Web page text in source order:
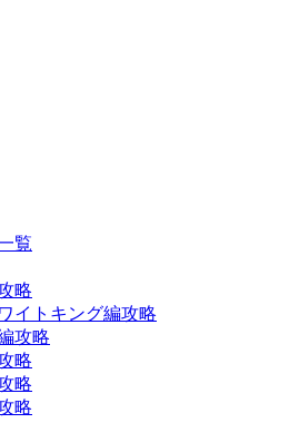
覧
略
イトキング編攻略
攻略
略
略
略